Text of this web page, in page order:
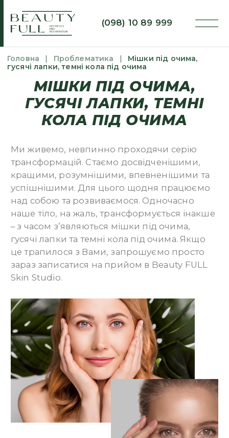
(098) 10 89 999
Головна | Проблематика |
Мішки під очима,
гусячі лапки, темні кола під очима
МІШКИ ПІД ОЧИМА,
ГУСЯЧІ ЛАПКИ, ТЕМНІ
КОЛА ПІД ОЧИМА
Ми живемо, невпинно проходячи серію
трансформацій. Стаємо досвідченішими,
кращими, розумнішими, впевненішими та
успішнішими. Для цього щодня працюємо
над собою та розвиваємося. Одночасно
наше тіло, на жаль, трансформується інакше
– з часом з’являються мішки під очима,
гусячі лапки та темні кола під очима. Якщо
це трапилося з Вами, запрошуємо просто
зараз записатися на прийом в Beauty FULL
Skin Studіо.